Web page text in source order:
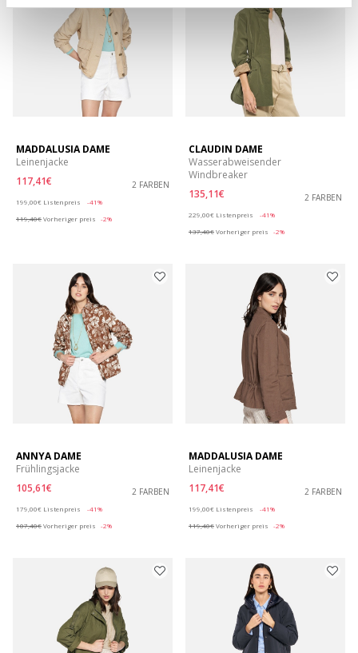
MADDALUSIA DAME
Leinenjacke
117,41€
2 FARBEN
199,00€ Listenpreis
-41%
119,40€Vorheriger preis -2%
CLAUDIN DAME
Wasserabweisender
Windbreaker
135,11€
2 FARBEN
229,00€ Listenpreis
-41%
137,40€Vorheriger preis -2%
ANNYA DAME
Frühlingsjacke
105,61€
2 FARBEN
179,00€ Listenpreis
-41%
107,40€Vorheriger preis -2%
MADDALUSIA DAME
Leinenjacke
117,41€
2 FARBEN
199,00€ Listenpreis
-41%
119,40€Vorheriger preis -2%